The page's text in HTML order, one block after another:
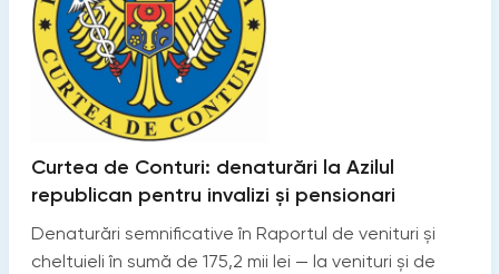
Curtea de Conturi: denaturări la Azilul
republican pentru invalizi și pensionari
Denaturări semnificative în Raportul de venituri și
cheltuieli în sumă de 175,2 mii lei — la venituri și de